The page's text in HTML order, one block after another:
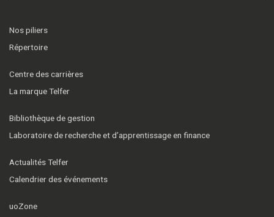
Nos piliers
Répertoire
Centre des carrières
La marque Telfer
Bibliothèque de gestion
Laboratoire de recherche et d’apprentissage en finance
Actualités Telfer
Calendrier des événements
uoZone